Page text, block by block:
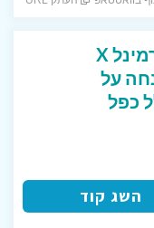
קופון מפנק לטרמינל X
10% הנחה על
כפל
השג קוד